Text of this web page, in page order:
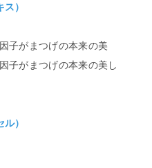
）
子がまつげの本来の美
子がまつげの本来の美し
ル）